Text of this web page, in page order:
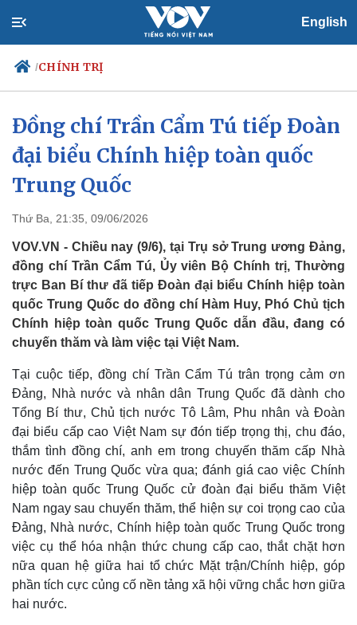
English
/CHÍNH TRỊ
Chính trị
Đảng
Tổ chức nhân sự
Nhận diện sự thật
Xã hội
Tin 24h
Việc làm
Biển đảo
Đồng chí Trần Cẩm Tú tiếp Đoàn
đại biểu Chính hiệp toàn quốc
Trung Quốc
Thứ Ba, 21:35, 09/06/2026
VOV.VN - Chiều nay (9/6), tại Trụ sở Trung ương Đảng,
đồng chí Trần Cẩm Tú, Ủy viên Bộ Chính trị, Thường
trực Ban Bí thư đã tiếp Đoàn đại biểu Chính hiệp toàn
quốc Trung Quốc do đồng chí Hàm Huy, Phó Chủ tịch
Chính hiệp toàn quốc Trung Quốc dẫn đầu, đang có
chuyến thăm và làm việc tại Việt Nam.
Tại cuộc tiếp, đồng chí Trần Cẩm Tú trân trọng cảm ơn
Đảng, Nhà nước và nhân dân Trung Quốc đã dành cho
Tổng Bí thư, Chủ tịch nước Tô Lâm, Phu nhân và Đoàn
đại biểu cấp cao Việt Nam sự đón tiếp trọng thị, chu đáo,
thắm tình đồng chí, anh em trong chuyến thăm cấp Nhà
nước đến Trung Quốc vừa qua; đánh giá cao việc Chính
hiệp toàn quốc Trung Quốc cử đoàn đại biểu thăm Việt
Nam ngay sau chuyến thăm, thể hiện sự coi trọng cao của
Đảng, Nhà nước, Chính hiệp toàn quốc Trung Quốc trong
việc cụ thể hóa nhận thức chung cấp cao, thắt chặt hơn
nữa quan hệ giữa hai tổ chức Mặt trận/Chính hiệp, góp
phần tích cực củng cố nền tảng xã hội vững chắc hơn giữa
hai nước.